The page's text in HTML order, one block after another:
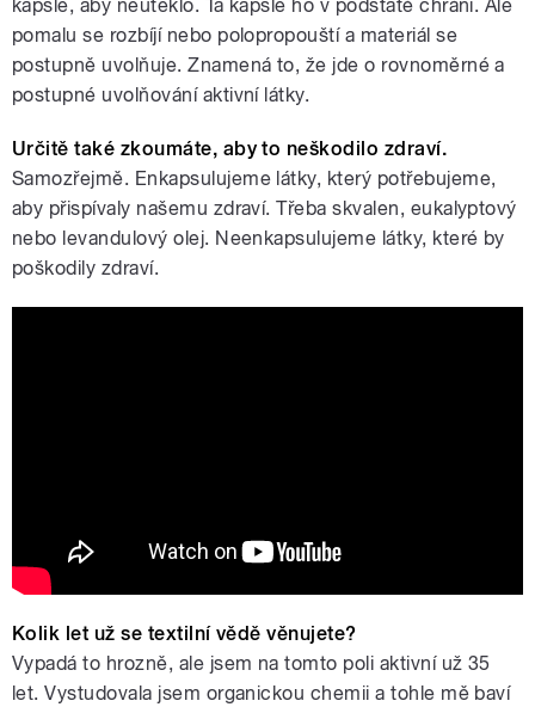
kapsle, aby neuteklo. Ta kapsle ho v podstatě chrání. Ale
pomalu se rozbíjí nebo polopropouští a materiál se
postupně uvolňuje. Znamená to, že jde o rovnoměrné a
postupné uvolňování aktivní látky.
Určitě také zkoumáte, aby to neškodilo zdraví.
Samozřejmě. Enkapsulujeme látky, který potřebujeme,
aby přispívaly našemu zdraví. Třeba skvalen, eukalyptový
nebo levandulový olej. Neenkapsulujeme látky, které by
poškodily zdraví.
Kolik let už se textilní vědě věnujete?
Vypadá to hrozně, ale jsem na tomto poli aktivní už 35
let. Vystudovala jsem organickou chemii a tohle mě baví